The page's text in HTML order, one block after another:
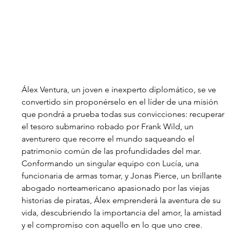
Álex Ventura, un joven e inexperto diplomático, se ve
convertido sin proponérselo en el líder de una misión
que pondrá a prueba todas sus convicciones: recuperar
el tesoro submarino robado por Frank Wild, un
aventurero que recorre el mundo saqueando el
patrimonio común de las profundidades del mar.
Conformando un singular equipo con Lucía, una
funcionaria de armas tomar, y Jonas Pierce, un brillante
abogado norteamericano apasionado por las viejas
historias de piratas, Álex emprenderá la aventura de su
vida, descubriendo la importancia del amor, la amistad
y el compromiso con aquello en lo que uno cree.